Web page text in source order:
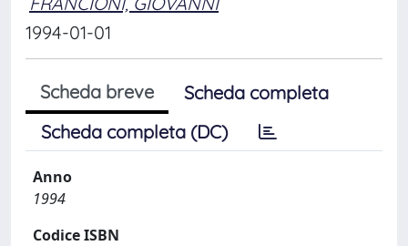
1994-01-01
Scheda breve
Scheda completa
Scheda completa (DC)
Anno
1994
Codice ISBN